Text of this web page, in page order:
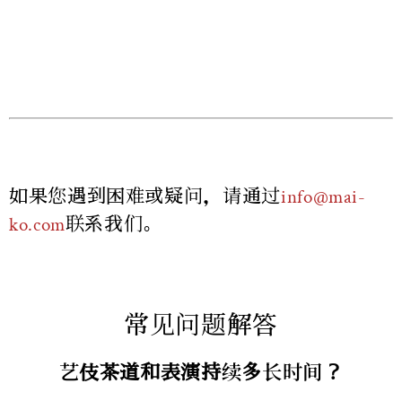
如果您遇到困难或疑问，请通过info@mai-
ko.com联系我们。
常见问题解答
艺伎茶道和表演持续多长时间？